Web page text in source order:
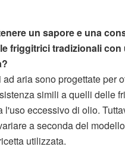
un sapore e una
friggitrici tradizionali con
aria sono progettate per
simili a quelli delle
l'uso eccessivo di olio.
a seconda del
utilizzata.